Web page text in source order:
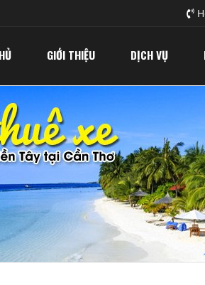
GIỚI THIỆU DỊCH VỤ